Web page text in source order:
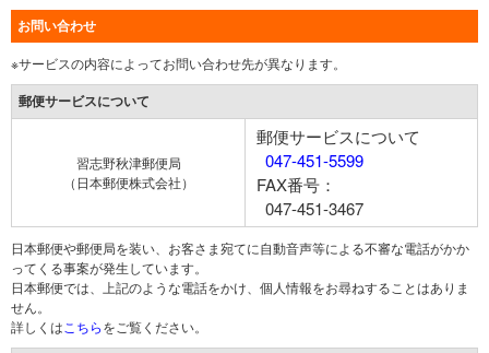
お問い合わせ
※サービスの内容によってお問い合わせ先が異なります。
郵便サービスについて
習志野秋津郵便局
（日本郵便株式会社）
郵便サービスについて
047-451-5599
FAX番号：
047-451-3467
日本郵便や郵便局を装い、お客さま宛てに自動音声等による不審な電話がかか
ってくる事案が発生しています。
日本郵便では、上記のような電話をかけ、個人情報をお尋ねすることはありま
せん。
詳しくは こちらをご覧ください。